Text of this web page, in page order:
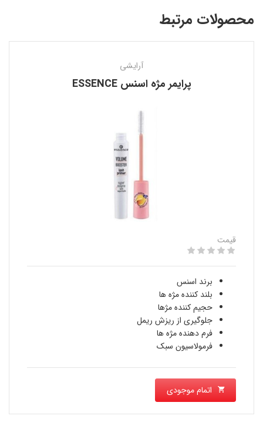
محصولات مرتبط
آرایشی
پرایمر مژه اسنس ESSENCE
قیمت
برند اسنس
بلند کننده مژه ها
حجیم کننده مژها
جلوگیری از ریزش ریمل
فرم دهنده مژه ها
فرمولاسیون سبک
اتمام موجودی